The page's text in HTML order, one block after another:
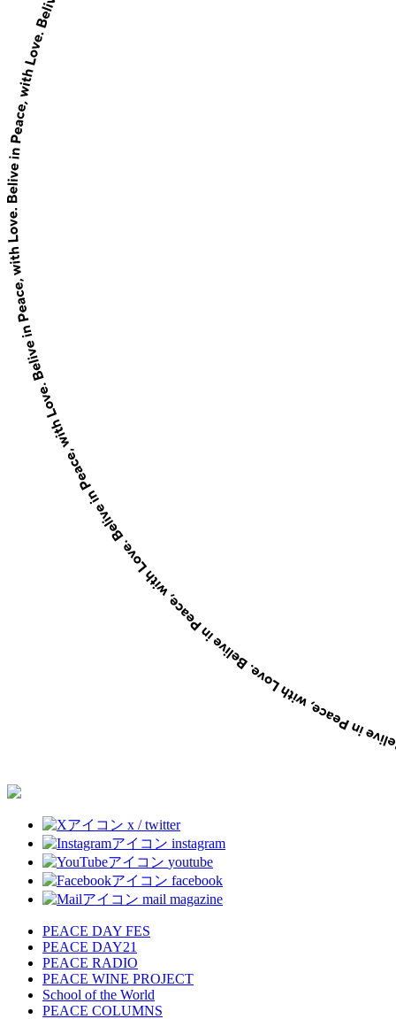
x / twitter
instagram
youtube
facebook
mail magazine
PEACE DAY FES
PEACE DAY21
PEACE RADIO
PEACE WINE PROJECT
School of the World
PEACE COLUMNS